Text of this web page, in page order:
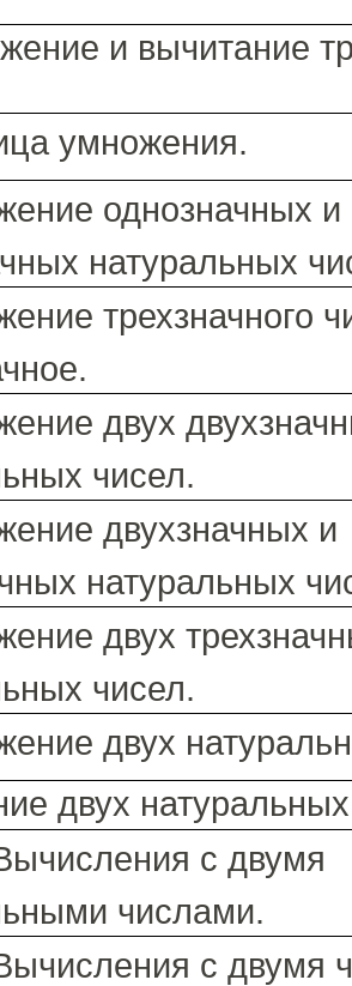
и вычитание
умножения.
однозначных и
натуральных
трехзначного
двух
чисел.
двухзначных и
натуральных
двух
чисел.
двух
двух
с двумя
числами.
с двумя